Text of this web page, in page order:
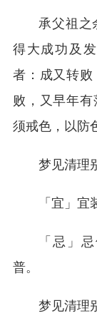
承父祖之
得大成功及
者：成又转败
败，又早年
须戒色，以防
梦见清理
「宜」宜
「忌」
普。
梦见清理